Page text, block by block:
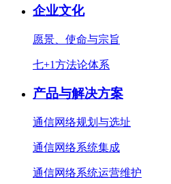
企业文化
愿景、使命与宗旨
七+1方法论体系
产品与解决方案
通信网络规划与选址
通信网络系统集成
通信网络系统运营维护